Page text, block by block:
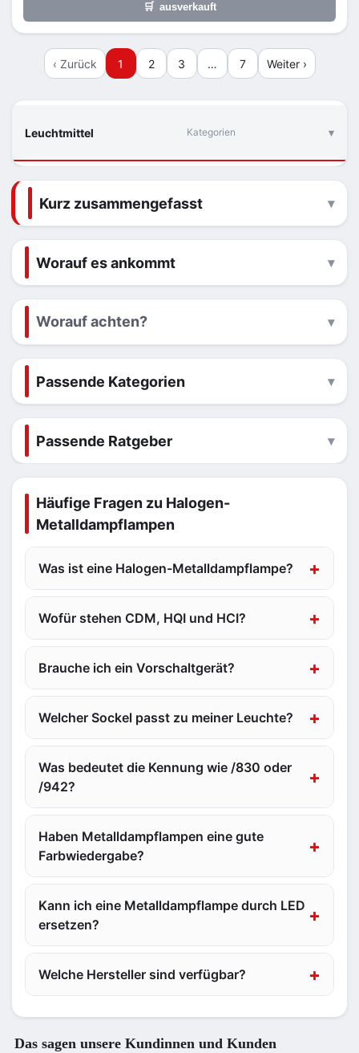
Leuchtmittel Kategorien
🛒 ausverkauft
‹ Zurück 1 2 3 … 7 Weiter ›
Kurz zusammengefasst
Worauf es ankommt
Worauf achten?
Passende Kategorien
Passende Ratgeber
Häufige Fragen zu Halogen-
Metalldampflampen
Was ist eine Halogen-Metalldampflampe?
Wofür stehen CDM, HQI und HCI?
Brauche ich ein Vorschaltgerät?
Welcher Sockel passt zu meiner Leuchte?
Was bedeutet die Kennung wie /830 oder
/942?
Haben Metalldampflampen eine gute
Farbwiedergabe?
Kann ich eine Metalldampflampe durch LED
ersetzen?
Welche Hersteller sind verfügbar?
Das sagen unsere Kundinnen und Kunden